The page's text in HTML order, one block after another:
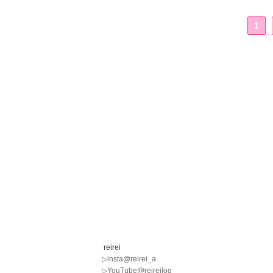
1
reirei
▷insta@reirei_a
▷YouTube@reireilog